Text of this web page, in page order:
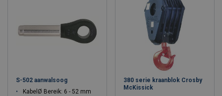
S-502 aanwalsoog
KabelØ Bereik: 6 - 52 mm
380 serie kraanblok Crosby
McKissick